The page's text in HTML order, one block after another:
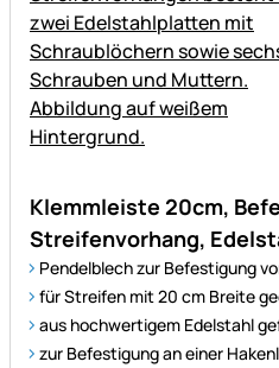
Klemmleiste 20cm,
Streifenvorhang,
Pendelblech zur Befestigung
für Streifen mit 20 cm Breite
aus hochwertigem Edelstahl
zur Befestigung an einer